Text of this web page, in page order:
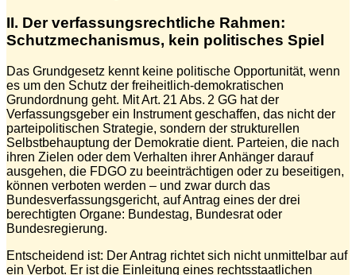
II. Der verfassungsrechtliche Rahmen:
Schutzmechanismus, kein politisches Spiel
Das Grundgesetz kennt keine politische Opportunität, wenn
es um den Schutz der freiheitlich-demokratischen
Grundordnung geht. Mit Art. 21 Abs. 2 GG hat der
Verfassungsgeber ein Instrument geschaffen, das nicht der
parteipolitischen Strategie, sondern der strukturellen
Selbstbehauptung der Demokratie dient. Parteien, die nach
ihren Zielen oder dem Verhalten ihrer Anhänger darauf
ausgehen, die FDGO zu beeinträchtigen oder zu beseitigen,
können verboten werden – und zwar durch das
Bundesverfassungsgericht, auf Antrag eines der drei
berechtigten Organe: Bundestag, Bundesrat oder
Bundesregierung.
Entscheidend ist: Der Antrag richtet sich nicht unmittelbar auf
ein Verbot. Er ist die Einleitung eines rechtsstaatlichen